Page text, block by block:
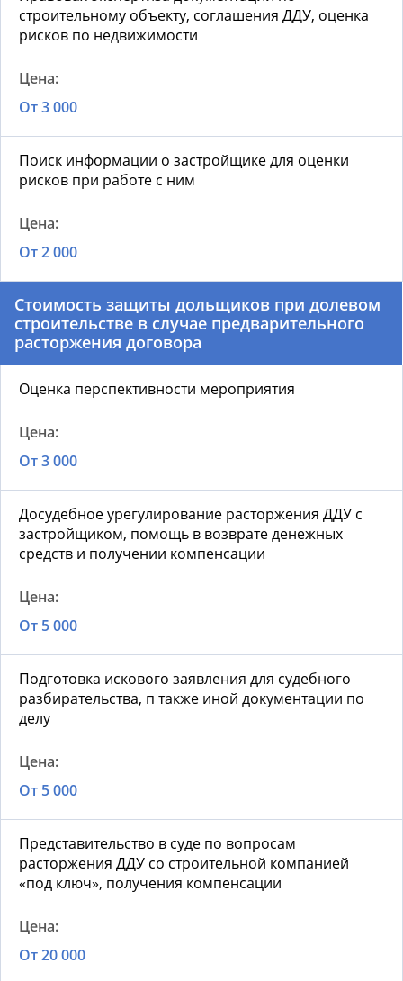
строительному объекту, соглашения ДДУ, оценка
рисков по недвижимости
От 3 000
Поиск информации о застройщике для оценки
рисков при работе с ним
От 2 000
Стоимость защиты дольщиков при долевом
строительстве в случае предварительного
расторжения договора
Оценка перспективности мероприятия
От 3 000
Досудебное урегулирование расторжения ДДУ с
застройщиком, помощь в возврате денежных
средств и получении компенсации
От 5 000
Подготовка искового заявления для судебного
разбирательства, п также иной документации по
делу
От 5 000
Представительство в суде по вопросам
расторжения ДДУ со строительной компанией
«под ключ», получения компенсации
От 20 000